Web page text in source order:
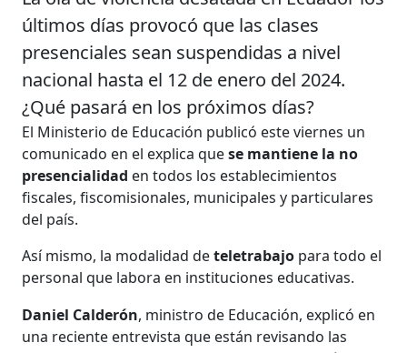
últimos días provocó que las clases
presenciales sean suspendidas a nivel
nacional hasta el 12 de enero del 2024.
¿Qué pasará en los próximos días?
El Ministerio de Educación publicó este viernes un
comunicado en el explica quese mantiene la no
presencialidad en todos los establecimientos
fiscales, fiscomisionales, municipales y particulares
del país.
Así mismo, la modalidad deteletrabajo para todo el
personal que labora en instituciones educativas.
Daniel Calderón, ministro de Educación, explicó en
una reciente entrevista que están revisando las